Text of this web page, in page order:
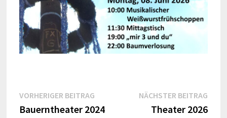
Beitragsnavigation
VORHERIGER BEITRAGVorheriger
Beitrag:
Bauerntheater 2024
NÄCHSTER BEITRAG
Theater 2026